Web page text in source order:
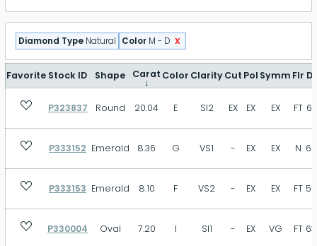
P FR GD VG EX ID
EX+
Symmetry
P FR GD EX ID
Size
Diamond TypeNatural ColorM - D x
Favorite Stock ID Shape Carat
↓
Color ClarityCut Pol Symm Flr
P323837 Round 20.04 E SI2 EX EX EX FT
P333152 Emerald 8.36 G VS1 - EX EX N
P333153 Emerald 8.10 F VS2 - EX EX FT
P330004 Oval 7.20 I SI1 - EX VG FT